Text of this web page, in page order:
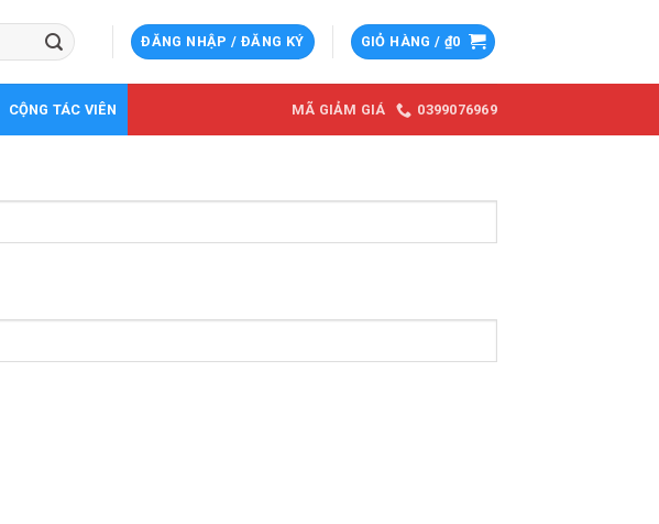
ĐĂNG NHẬP / ĐĂNG KÝ GIỎ HÀNG / ₫0
CỘNG TÁC VIÊN MÃ GIẢM GIÁ 0399076969